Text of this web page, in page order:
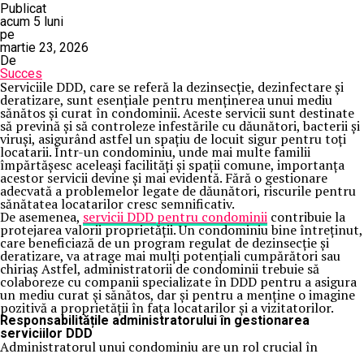
Publicat
acum 5 luni
pe
martie 23, 2026
De
Succes
Serviciile DDD, care se referă la dezinsecție, dezinfectare și
deratizare, sunt esențiale pentru menținerea unui mediu
sănătos și curat în condominii. Aceste servicii sunt destinate
să prevină și să controleze infestările cu dăunători, bacterii și
viruși, asigurând astfel un spațiu de locuit sigur pentru toți
locatarii. Într-un condominiu, unde mai multe familii
împărtășesc aceleași facilități și spații comune, importanța
acestor servicii devine și mai evidentă. Fără o gestionare
adecvată a problemelor legate de dăunători, riscurile pentru
sănătatea locatarilor cresc semnificativ.
De asemenea, servicii DDD pentru condominii contribuie la
protejarea valorii proprietății. Un condominiu bine întreținut,
care beneficiază de un program regulat de dezinsecție și
deratizare, va atrage mai mulți potențiali cumpărători sau
chiriaș Astfel, administratorii de condominii trebuie să
colaboreze cu companii specializate în DDD pentru a asigura
un mediu curat și sănătos, dar și pentru a menține o imagine
pozitivă a proprietății în fața locatarilor și a vizitatorilor.
Responsabilitățile administratorului în gestionarea
serviciilor DDD
Administratorul unui condominiu are un rol crucial în